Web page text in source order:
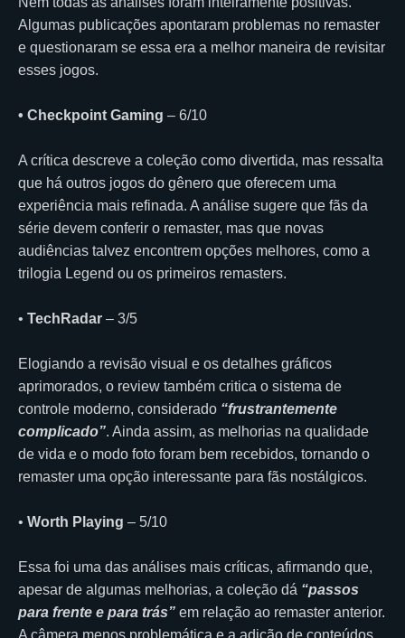
Algumas publicações apontaram problemas no remaster
e questionaram se essa era a melhor maneira de revisitar
esses jogos.
• Checkpoint Gaming – 6/10
A crítica descreve a coleção como divertida, mas ressalta
que há outros jogos do gênero que oferecem uma
experiência mais refinada. A análise sugere que fãs da
série devem conferir o remaster, mas que novas
audiências talvez encontrem opções melhores, como a
trilogia Legend ou os primeiros remasters.
• TechRadar – 3/5
Elogiando a revisão visual e os detalhes gráficos
aprimorados, o review também critica o sistema de
controle moderno, considerado “frustrantemente
complicado”. Ainda assim, as melhorias na qualidade
de vida e o modo foto foram bem recebidos, tornando o
remaster uma opção interessante para fãs nostálgicos.
• Worth Playing – 5/10
Essa foi uma das análises mais críticas, afirmando que,
apesar de algumas melhorias, a coleção dá “passos
para frente e para trás” em relação ao remaster anterior.